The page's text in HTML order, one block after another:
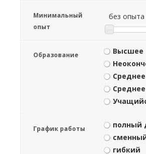
Минимальный
опыт
без опыта
Образование
Высшее
Среднее
График работы
полный
гибкий